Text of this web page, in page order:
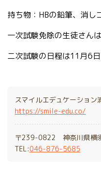
持ち物： HBの鉛筆、消し
一次試験免除の生徒さん
二次試験の日程は11 月6
スマイルエデュケーション
https://smile-edu.co/
〒239-0822 神奈川県横
TEL:046-876-5685